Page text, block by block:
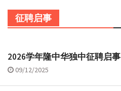
征聘启事
2026学年隆中华独中征聘启事
09/12/2025